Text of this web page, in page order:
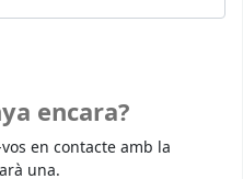
encara?
en contacte amb la
una.